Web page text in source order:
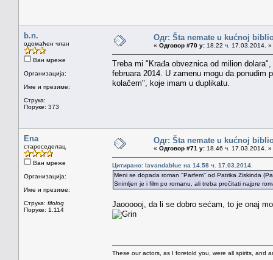
b.n.
одомаћен члан
Ван мреже
Организација:
Име и презиме:
Струка:
Поруке: 373
Одг: Šta nemate u kućnoj
« Одговор #70 у: 18.22 ч. 17.03.2014. »
Treba mi "Krađa obveznica od milion
februara 2014. U zamenu mogu da
kolačem", koje imam u duplikatu.
Ena
староседелац
Ван мреже
Организација:
Име и презиме:
Струка: filolog
Поруке: 1.114
Одг: Šta nemate u kućnoj
« Одговор #71 у: 18.46 ч. 17.03.2014. »
Цитирано: lavandablue на 14.58 ч. 17.03.2014.
Meni se dopada roman ''Parfem'' od Patrika Ziskinda
Snimljen je i film po romanu, ali treba pročitati najpre
Jaoooooj, da li se dobro sećam, to je onaj
These our actors, as I foretold you, were all spirits, and